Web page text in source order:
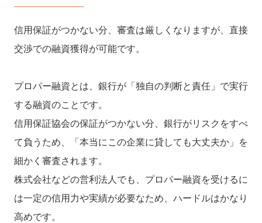
信用保証がつかない分、審査は厳しくなりますが、直接
交渉での融資獲得が可能です。
プロパー融資とは、銀行が「独自の判断と責任」で実行
する融資のことです。
信用保証協会の保証がつかない分、銀行がリスクをすべ
て負うため、「本当にこの企業に貸しても大丈夫か」を
細かく審査されます。
株式会社などの営利法人でも、プロパー融資を受けるに
は一定の信用力や実績が必要なため、ハードルはかなり
高めです。